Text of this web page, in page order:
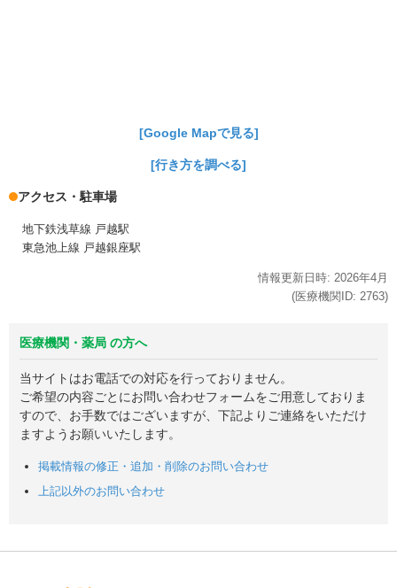
[Google Mapで見る]
[行き方を調べる]
アクセス・駐車場
地下鉄浅草線 戸越駅
東急池上線 戸越銀座駅
情報更新日時: 2026年4月
(医療機関ID: 2763)
医療機関・薬局 の方へ
当サイトはお電話での対応を行っておりません。
ご希望の内容ごとにお問い合わせフォームをご用意しておりま
すので、お手数ではございますが、下記よりご連絡をいただけ
ますようお願いいたします。
掲載情報の修正・追加・削除のお問い合わせ
上記以外のお問い合わせ